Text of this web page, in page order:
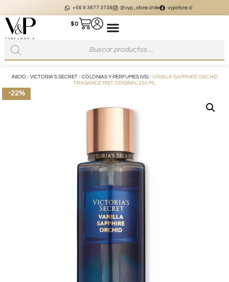
+56 9 3877 3738 @vyp_store.chile vypstore.cl
$0
INICIO / VICTORIA'S SECRET/ COLONIAS Y PERFUMES (VS)/ VANILLA SAPPHIRE ORCHID
FRAGANCE MIST ORIGINAL 250 ML
-22%